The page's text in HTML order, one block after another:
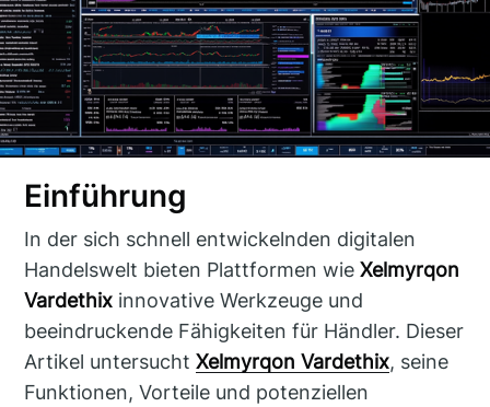
Einführung
In der sich schnell entwickelnden digitalen
Handelswelt bieten Plattformen wieXelmyrqon
Vardethix innovative Werkzeuge und
beeindruckende Fähigkeiten für Händler. Dieser
Artikel untersuchtXelmyrqon Vardethix, seine
Funktionen, Vorteile und potenziellen